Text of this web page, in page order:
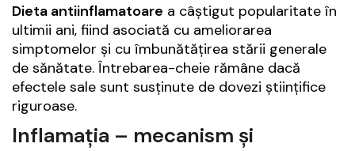
Dieta antiinflamatoare a câștigut popularitate în
ultimii ani, fiind asociată cu ameliorarea
simptomelor și cu îmbunătățirea stării generale
de sănătate. Întrebarea-cheie rămâne dacă
efectele sale sunt susținute de dovezi științifice
riguroase.
Inflamația – mecanism și